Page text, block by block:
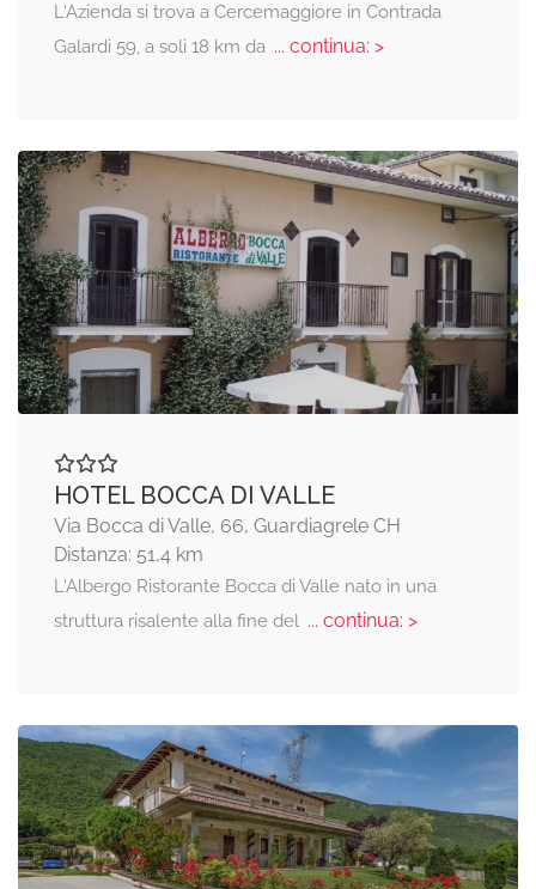
L'Azienda si trova a Cercemaggiore in Contrada
Galardi 59, a soli 18 km da... continua: >
HOTEL BOCCA DI VALLE
Via Bocca di Valle, 66, Guardiagrele CH
Distanza: 51,4 km
L'Albergo Ristorante Bocca di Valle nato in una
struttura risalente alla fine del... continua: >